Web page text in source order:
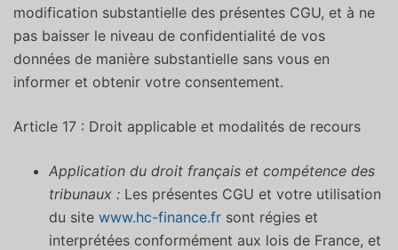
modification substantielle des présentes CGU, et à ne
pas baisser le niveau de confidentialité de vos
données de manière substantielle sans vous en
informer et obtenir votre consentement.
Article 17 : Droit applicable et modalités de recours
Application du droit français et compétence des
tribunaux : Les présentes CGU et votre utilisation
du site www.hc-finance.fr sont régies et
interprétées conformément aux lois de France, et